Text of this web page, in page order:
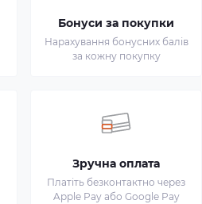
Бонуси за покупки
Нарахування бонусних балів
за кожну покупку
Зручна оплата
Платіть безконтактно через
Apple Pay або Google Pay